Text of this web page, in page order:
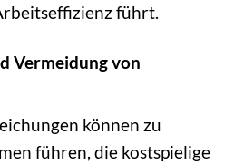
führt.
Vermeidung von
können zu
führen, die kostspielige